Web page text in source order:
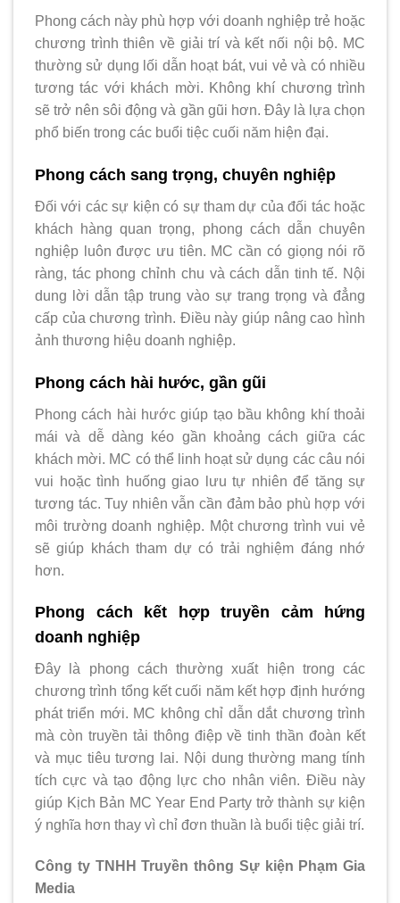
Phong cách này phù hợp với doanh nghiệp trẻ hoặc
chương trình thiên về giải trí và kết nối nội bộ. MC
thường sử dụng lối dẫn hoạt bát, vui vẻ và có nhiều
tương tác với khách mời. Không khí chương trình
sẽ trở nên sôi động và gần gũi hơn. Đây là lựa chọn
phổ biến trong các buổi tiệc cuối năm hiện đại.
Phong cách sang trọng, chuyên nghiệp
Đối với các sự kiện có sự tham dự của đối tác hoặc
khách hàng quan trọng, phong cách dẫn chuyên
nghiệp luôn được ưu tiên. MC cần có giọng nói rõ
ràng, tác phong chỉnh chu và cách dẫn tinh tế. Nội
dung lời dẫn tập trung vào sự trang trọng và đẳng
cấp của chương trình. Điều này giúp nâng cao hình
ảnh thương hiệu doanh nghiệp.
Phong cách hài hước, gần gũi
Phong cách hài hước giúp tạo bầu không khí thoải
mái và dễ dàng kéo gần khoảng cách giữa các
khách mời. MC có thể linh hoạt sử dụng các câu nói
vui hoặc tình huống giao lưu tự nhiên để tăng sự
tương tác. Tuy nhiên vẫn cần đảm bảo phù hợp với
môi trường doanh nghiệp. Một chương trình vui vẻ
sẽ giúp khách tham dự có trải nghiệm đáng nhớ
hơn.
Phong cách kết hợp truyền cảm hứng
doanh nghiệp
Đây là phong cách thường xuất hiện trong các
chương trình tổng kết cuối năm kết hợp định hướng
phát triển mới. MC không chỉ dẫn dắt chương trình
mà còn truyền tải thông điệp về tinh thần đoàn kết
và mục tiêu tương lai. Nội dung thường mang tính
tích cực và tạo động lực cho nhân viên. Điều này
giúp Kịch Bản MC Year End Party trở thành sự kiện
ý nghĩa hơn thay vì chỉ đơn thuần là buổi tiệc giải trí.
Công ty TNHH Truyền thông Sự kiện Phạm Gia
Media